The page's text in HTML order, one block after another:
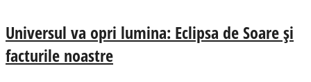
Universul va opri lumina: Eclipsa de Soare și
facturile noastre